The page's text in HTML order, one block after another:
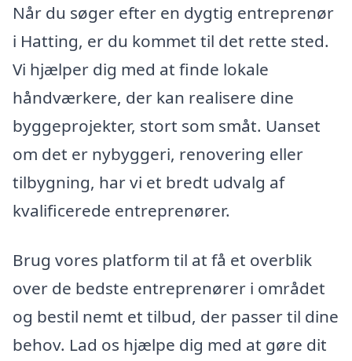
Når du søger efter en dygtig entreprenør
i Hatting, er du kommet til det rette sted.
Vi hjælper dig med at finde lokale
håndværkere, der kan realisere dine
byggeprojekter, stort som småt. Uanset
om det er nybyggeri, renovering eller
tilbygning, har vi et bredt udvalg af
kvalificerede entreprenører.
Brug vores platform til at få et overblik
over de bedste entreprenører i området
og bestil nemt et tilbud, der passer til dine
behov. Lad os hjælpe dig med at gøre dit